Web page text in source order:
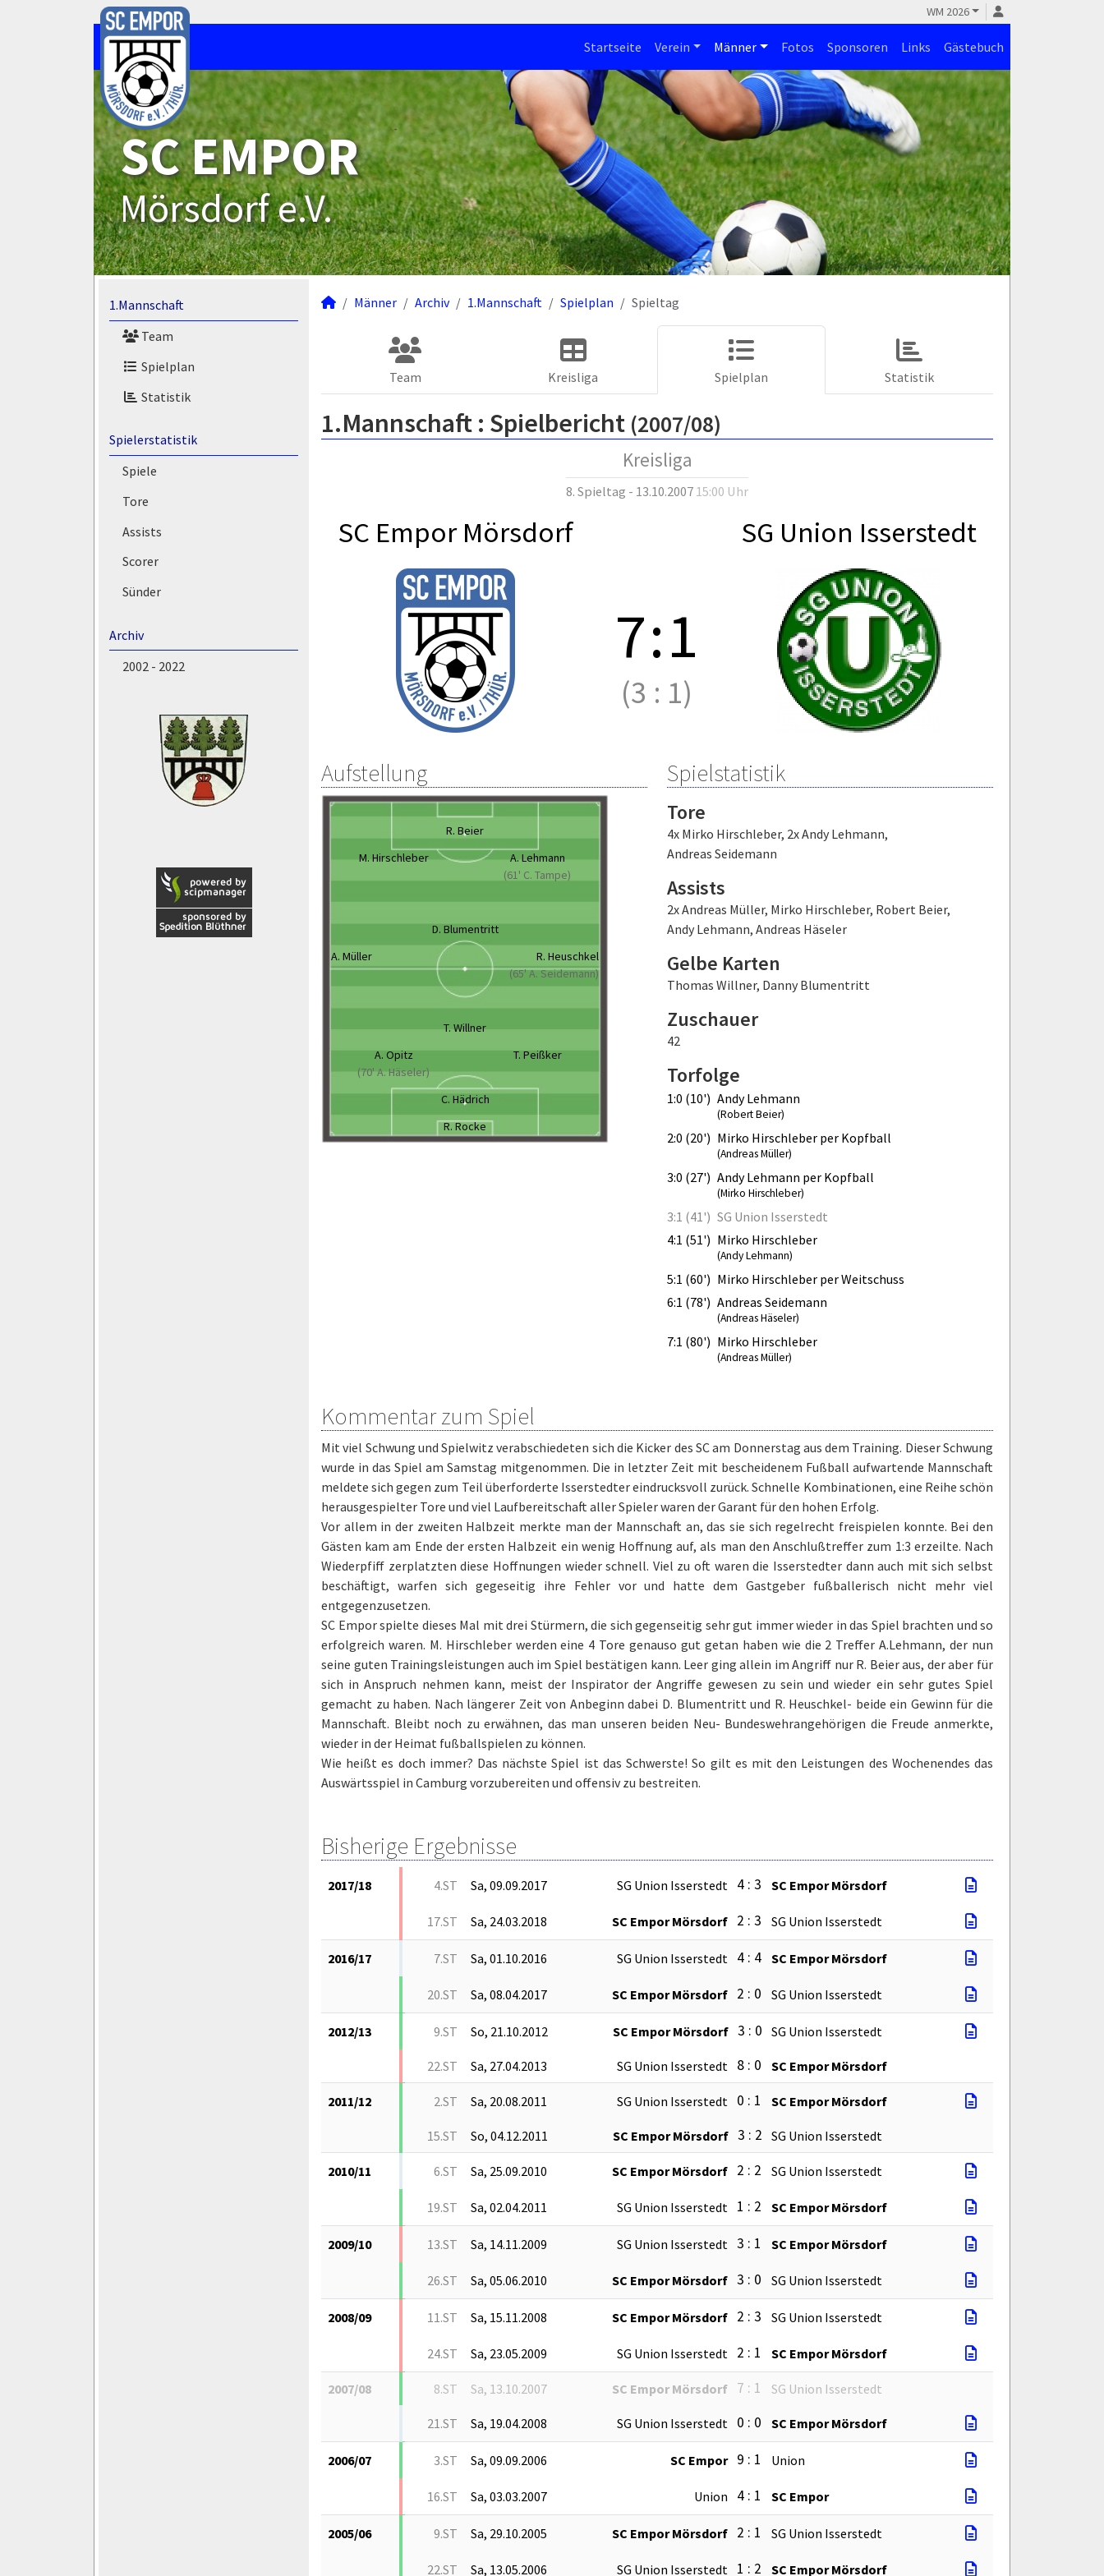
WM 2026
Startseite Verein Männer Fotos Sponsoren Links Gästebuch
SC EMPOR
Mörsdorf e.V.
1.Mannschaft
Team
Spielplan
Statistik
Spielerstatistik
Spiele
Tore
Assists
Scorer
Sünder
Archiv
2002 - 2022
Männer Archiv 1.Mannschaft Spielplan Spieltag
Team Kreisliga Spielplan Statistik
1.Mannschaft : Spielbericht (2007/08)
Kreisliga
8. Spieltag - 13.10.2007 15:00 Uhr
SC Empor Mörsdorf SG Union Isserstedt
7:1
(3 : 1)
Aufstellung
R. Beier
M. Hirschleber
A. Lehmann
(61' C. Tampe)
D. Blumentritt
A. Müller
R. Heuschkel
(65' A. Seidemann)
T. Willner
A. Opitz
(70' A. Häseler)
T. Peißker
C. Hädrich
R. Rocke
Spielstatistik
Tore
4x Mirko Hirschleber, 2x Andy Lehmann,
Andreas Seidemann
Assists
2x Andreas Müller, Mirko Hirschleber, Robert Beier,
Andy Lehmann, Andreas Häseler
Gelbe Karten
Thomas Willner, Danny Blumentritt
Zuschauer
42
Torfolge
1:0 (10') Andy Lehmann
(Robert Beier)
2:0 (20') Mirko Hirschleber per Kopfball
(Andreas Müller)
3:0 (27') Andy Lehmann per Kopfball
(Mirko Hirschleber)
3:1 (41') SG Union Isserstedt
4:1 (51') Mirko Hirschleber
(Andy Lehmann)
5:1 (60') Mirko Hirschleber per Weitschuss
6:1 (78') Andreas Seidemann
(Andreas Häseler)
7:1 (80') Mirko Hirschleber
(Andreas Müller)
Kommentar zum Spiel
Mit viel Schwung und Spielwitz verabschiedeten sich die Kicker des SC am Donnerstag aus dem Training. Dieser Schwung
wurde in das Spiel am Samstag mitgenommen. Die in letzter Zeit mit bescheidenem Fußball aufwartende Mannschaft
meldete sich gegen zum Teil überforderte Isserstedter eindrucksvoll zurück. Schnelle Kombinationen, eine Reihe schön
herausgespielter Tore und viel Laufbereitschaft aller Spieler waren der Garant für den hohen Erfolg.
Vor allem in der zweiten Halbzeit merkte man der Mannschaft an, das sie sich regelrecht freispielen konnte. Bei den
Gästen kam am Ende der ersten Halbzeit ein wenig Hoffnung auf, als man den Anschlußtreffer zum 1:3 erzeilte. Nach
Wiederpfiff zerplatzten diese Hoffnungen wieder schnell. Viel zu oft waren die Isserstedter dann auch mit sich selbst
beschäftigt, warfen sich gegeseitig ihre Fehler vor und hatte dem Gastgeber fußballerisch nicht mehr viel
entgegenzusetzen.
SC Empor spielte dieses Mal mit drei Stürmern, die sich gegenseitig sehr gut immer wieder in das Spiel brachten und so
erfolgreich waren. M. Hirschleber werden eine 4 Tore genauso gut getan haben wie die 2 Treffer A.Lehmann, der nun
seine guten Trainingsleistungen auch im Spiel bestätigen kann. Leer ging allein im Angriff nur R. Beier aus, der aber für
sich in Anspruch nehmen kann, meist der Inspirator der Angriffe gewesen zu sein und wieder ein sehr gutes Spiel
gemacht zu haben. Nach längerer Zeit von Anbeginn dabei D. Blumentritt und R. Heuschkel- beide ein Gewinn für die
Mannschaft. Bleibt noch zu erwähnen, das man unseren beiden Neu- Bundeswehrangehörigen die Freude anmerkte,
wieder in der Heimat fußballspielen zu können.
Wie heißt es doch immer? Das nächste Spiel ist das Schwerste! So gilt es mit den Leistungen des Wochenendes das
Auswärtsspiel in Camburg vorzubereiten und offensiv zu bestreiten.
Bisherige Ergebnisse
2017/18 4.ST Sa, 09.09.2017 SG Union Isserstedt 4 : 3 SC Empor Mörsdorf
17.ST Sa, 24.03.2018 SC Empor Mörsdorf 2 : 3 SG Union Isserstedt
2016/17 7.ST Sa, 01.10.2016 SG Union Isserstedt 4 : 4 SC Empor Mörsdorf
20.ST Sa, 08.04.2017 SC Empor Mörsdorf 2 : 0 SG Union Isserstedt
2012/13 9.ST So, 21.10.2012 SC Empor Mörsdorf 3 : 0 SG Union Isserstedt
22.ST Sa, 27.04.2013 SG Union Isserstedt 8 : 0 SC Empor Mörsdorf
2011/12 2.ST Sa, 20.08.2011 SG Union Isserstedt 0 : 1 SC Empor Mörsdorf
15.ST So, 04.12.2011 SC Empor Mörsdorf 3 : 2 SG Union Isserstedt
2010/11 6.ST Sa, 25.09.2010 SC Empor Mörsdorf 2 : 2 SG Union Isserstedt
19.ST Sa, 02.04.2011 SG Union Isserstedt 1 : 2 SC Empor Mörsdorf
2009/10 13.ST Sa, 14.11.2009 SG Union Isserstedt 3 : 1 SC Empor Mörsdorf
26.ST Sa, 05.06.2010 SC Empor Mörsdorf 3 : 0 SG Union Isserstedt
2008/09 11.ST Sa, 15.11.2008 SC Empor Mörsdorf 2 : 3 SG Union Isserstedt
24.ST Sa, 23.05.2009 SG Union Isserstedt 2 : 1 SC Empor Mörsdorf
2007/08 8.ST Sa, 13.10.2007 SC Empor Mörsdorf 7 : 1 SG Union Isserstedt
21.ST Sa, 19.04.2008 SG Union Isserstedt 0 : 0 SC Empor Mörsdorf
2006/07 3.ST Sa, 09.09.2006 SC Empor 9 : 1 Union
16.ST Sa, 03.03.2007 Union 4 : 1 SC Empor
2005/06 9.ST Sa, 29.10.2005 SC Empor Mörsdorf 2 : 1 SG Union Isserstedt
22.ST Sa, 13.05.2006 SG Union Isserstedt 1 : 2 SC Empor Mörsdorf